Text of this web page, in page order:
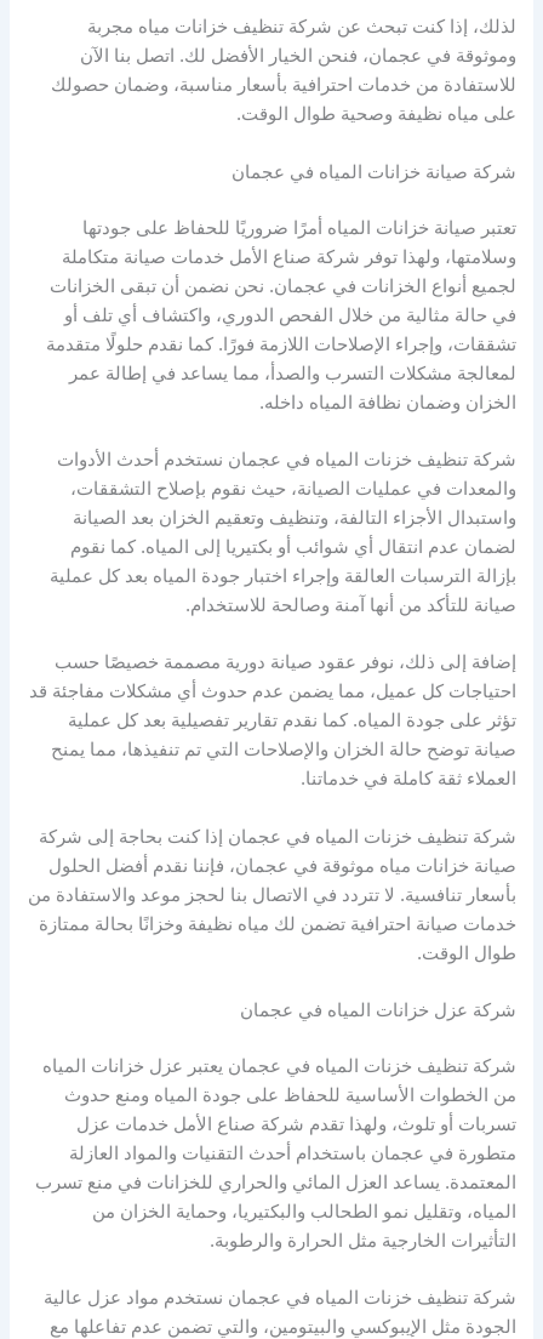
لذلك، إذا كنت تبحث عن شركة تنظيف خزانات مياه مجربة
وموثوقة في عجمان، فنحن الخيار الأفضل لك. اتصل بنا الآن
للاستفادة من خدمات احترافية بأسعار مناسبة، وضمان حصولك
على مياه نظيفة وصحية طوال الوقت.
شركة صيانة خزانات المياه في عجمان
تعتبر صيانة خزانات المياه أمرًا ضروريًا للحفاظ على جودتها
وسلامتها، ولهذا توفر شركة صناع الأمل خدمات صيانة متكاملة
لجميع أنواع الخزانات في عجمان. نحن نضمن أن تبقى الخزانات
في حالة مثالية من خلال الفحص الدوري، واكتشاف أي تلف أو
تشققات، وإجراء الإصلاحات اللازمة فورًا. كما نقدم حلولًا متقدمة
لمعالجة مشكلات التسرب والصدأ، مما يساعد في إطالة عمر
الخزان وضمان نظافة المياه داخله.
شركة تنظيف خزنات المياه في عجمان نستخدم أحدث الأدوات
والمعدات في عمليات الصيانة، حيث نقوم بإصلاح التشققات،
واستبدال الأجزاء التالفة، وتنظيف وتعقيم الخزان بعد الصيانة
لضمان عدم انتقال أي شوائب أو بكتيريا إلى المياه. كما نقوم
بإزالة الترسبات العالقة وإجراء اختبار جودة المياه بعد كل عملية
صيانة للتأكد من أنها آمنة وصالحة للاستخدام.
إضافة إلى ذلك، نوفر عقود صيانة دورية مصممة خصيصًا حسب
احتياجات كل عميل، مما يضمن عدم حدوث أي مشكلات مفاجئة قد
تؤثر على جودة المياه. كما نقدم تقارير تفصيلية بعد كل عملية
صيانة توضح حالة الخزان والإصلاحات التي تم تنفيذها، مما يمنح
العملاء ثقة كاملة في خدماتنا.
شركة تنظيف خزنات المياه في عجمان إذا كنت بحاجة إلى شركة
صيانة خزانات مياه موثوقة في عجمان، فإننا نقدم أفضل الحلول
بأسعار تنافسية. لا تتردد في الاتصال بنا لحجز موعد والاستفادة من
خدمات صيانة احترافية تضمن لك مياه نظيفة وخزانًا بحالة ممتازة
طوال الوقت.
شركة عزل خزانات المياه في عجمان
شركة تنظيف خزنات المياه في عجمان يعتبر عزل خزانات المياه
من الخطوات الأساسية للحفاظ على جودة المياه ومنع حدوث
تسربات أو تلوث، ولهذا تقدم شركة صناع الأمل خدمات عزل
متطورة في عجمان باستخدام أحدث التقنيات والمواد العازلة
المعتمدة. يساعد العزل المائي والحراري للخزانات في منع تسرب
المياه، وتقليل نمو الطحالب والبكتيريا، وحماية الخزان من
التأثيرات الخارجية مثل الحرارة والرطوبة.
شركة تنظيف خزنات المياه في عجمان نستخدم مواد عزل عالية
الجودة مثل الإيبوكسي والبيتومين، والتي تضمن عدم تفاعلها مع